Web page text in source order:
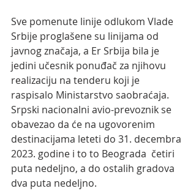
Sve pomenute linije odlukom Vlade
Srbije proglašene su linijama od
javnog značaja, a Er Srbija bila je
jedini učesnik ponuđač za njihovu
realizaciju na tenderu koji je
raspisalo Ministarstvo saobraćaja.
Srpski nacionalni avio-prevoznik se
obavezao da će na ugovorenim
destinacijama leteti do 31. decembra
2023. godine i to to Beograda  četiri
puta nedeljno, a do ostalih gradova
dva puta nedeljno.